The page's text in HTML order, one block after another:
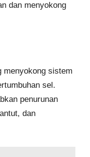
dan menyokong
menyokong sistem
sel.
penurunan
dan